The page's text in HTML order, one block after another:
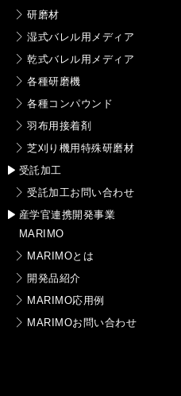
研磨材
湿式バレル用メディア
乾式バレル用メディア
各種研磨機
各種コンパウンド
羽布用接着剤
芝刈り機用特殊研磨材
受託加工
受託加工お問い合わせ
産学官連携開発事業
MARIMO
MARIMOとは
開発品紹介
MARIMO応用例
MARIMOお問い合わせ